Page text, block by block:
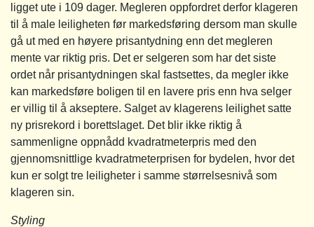
ligget ute i 109 dager. Megleren oppfordret derfor klageren
til å male leiligheten før markedsføring dersom man skulle
gå ut med en høyere prisantydning enn det megleren
mente var riktig pris. Det er selgeren som har det siste
ordet når prisantydningen skal fastsettes, da megler ikke
kan markedsføre boligen til en lavere pris enn hva selger
er villig til å akseptere. Salget av klagerens leilighet satte
ny prisrekord i borettslaget. Det blir ikke riktig å
sammenligne oppnådd kvadratmeterpris med den
gjennomsnittlige kvadratmeterprisen for bydelen, hvor det
kun er solgt tre leiligheter i samme størrelsesnivå som
klageren sin.
Styling